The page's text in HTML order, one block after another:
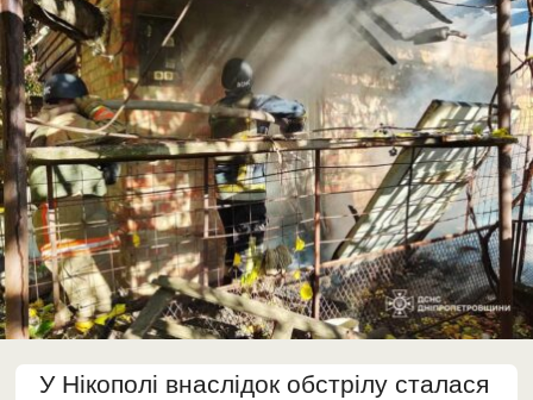
У Нікополі внаслідок обстрілу сталася